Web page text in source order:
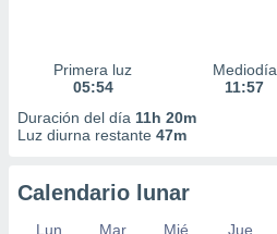
Primera luz
05:54
Mediodía
11:57
Duración del día 11h 20m
Luz diurna restante 47m
Calendario lunar
Lun Mar Mié Jue